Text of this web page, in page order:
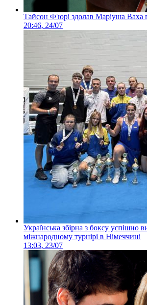
Тайсон Ф'юрі здолав Маріуша Ваха в
20:46, 24/07
Українська збірна з боксу успішно
міжнародному турнірі в Німеччині
13:03, 23/07